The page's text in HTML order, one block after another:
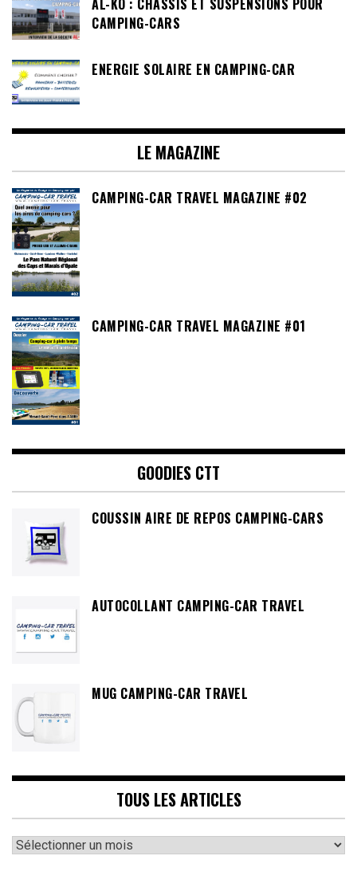
AL-KO : CHÂSSIS ET SUSPENSIONS POUR
CAMPING-CARS
ENERGIE SOLAIRE EN CAMPING-CAR
LE MAGAZINE
CAMPING-CAR TRAVEL MAGAZINE #02
CAMPING-CAR TRAVEL MAGAZINE #01
GOODIES CTT
COUSSIN AIRE DE REPOS CAMPING-CARS
AUTOCOLLANT CAMPING-CAR TRAVEL
MUG CAMPING-CAR TRAVEL
TOUS LES ARTICLES
Tous
les